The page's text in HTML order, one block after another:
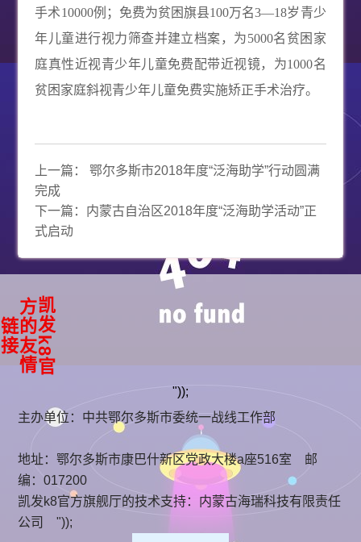
手术10000例；免费为贫困旗县100万名3—18岁青少
年儿童进行视力筛查并建立档案，为5000名贫困家
庭真性近视青少年儿童免费配带近视镜，为1000名
贫困家庭斜视青少年儿童免费实施矫正手术治疗。
上一篇：鄂尔多斯市2018年度“泛海助学”行动圆满
完成
下一篇： 内蒙古自治区2018年度“泛海助学活动”正
式启动
凯
k
8
官
方
友
情
"));
主办单位：中共鄂尔多斯市委统一战线工作部
地址：鄂尔多斯市康巴什新区党政大楼a座516室 邮
编：017200
凯发k8官方旗舰厅的技术支持： 内蒙古海瑞科技有限责任
公司
"));